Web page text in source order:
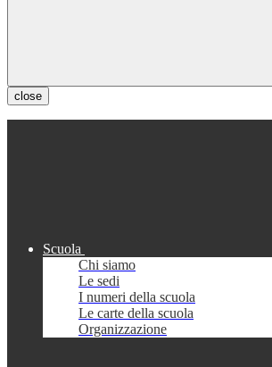
close
Scuola
Chi siamo
Le sedi
I numeri della scuola
Le carte della scuola
Organizzazione